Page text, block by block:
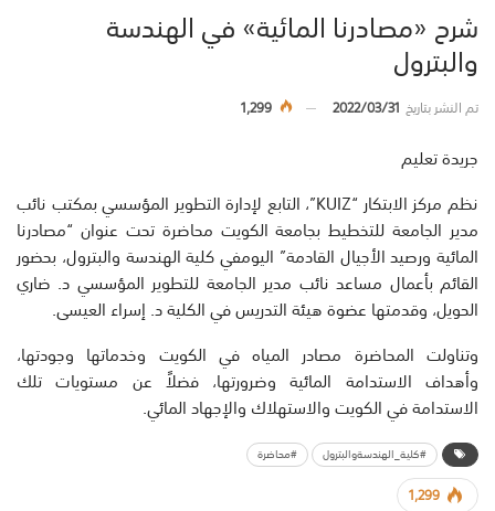
شرح «مصادرنا المائية» في الهندسة
والبترول
تم النشر بتاريخ 2022/03/31
1,299
جريدة تعليم
نظم مركز الابتكار “KUIZ”، التابع لإدارة التطوير المؤسسي بمكتب نائب
مدير الجامعة للتخطيط بجامعة الكويت محاضرة تحت عنوان “مصادرنا
المائية ورصيد الأجيال القادمة” اليومفي كلية الهندسة والبترول، بحضور
القائم بأعمال مساعد نائب مدير الجامعة للتطوير المؤسسي د. ضاري
الحويل، وقدمتها عضوة هيئة التدريس في الكلية د. إسراء العيسى.
وتناولت المحاضرة مصادر المياه في الكويت وخدماتها وجودتها،
وأهداف الاستدامة المائية وضرورتها، فضلاً عن مستويات تلك
الاستدامة في الكويت والاستهلاك والإجهاد المائي.
#كلية_الهندسةوالبترول #محاضرة
1,299